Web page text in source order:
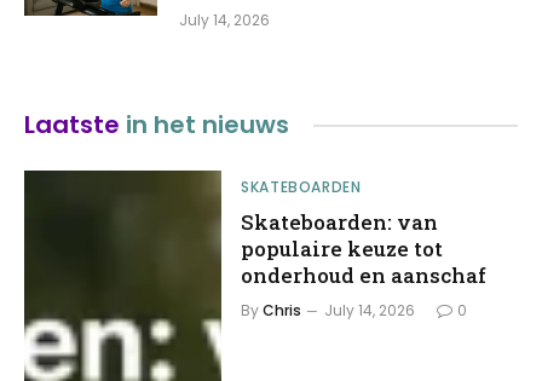
July 14, 2026
Laatste in het nieuws
SKATEBOARDEN
Skateboarden: van
populaire keuze tot
onderhoud en aanschaf
ByChris July 14, 2026 0